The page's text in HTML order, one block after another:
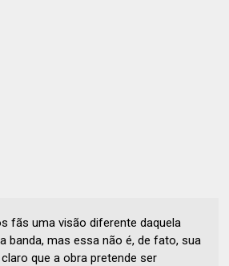
fãs uma visão diferente daquela
banda, mas essa não é, de fato, sua
que a obra pretende ser